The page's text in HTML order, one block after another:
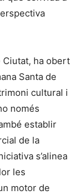
Ciutat, ha obert
Santa de
cultural i
només
establir
de la
s’alinea
les
motor de